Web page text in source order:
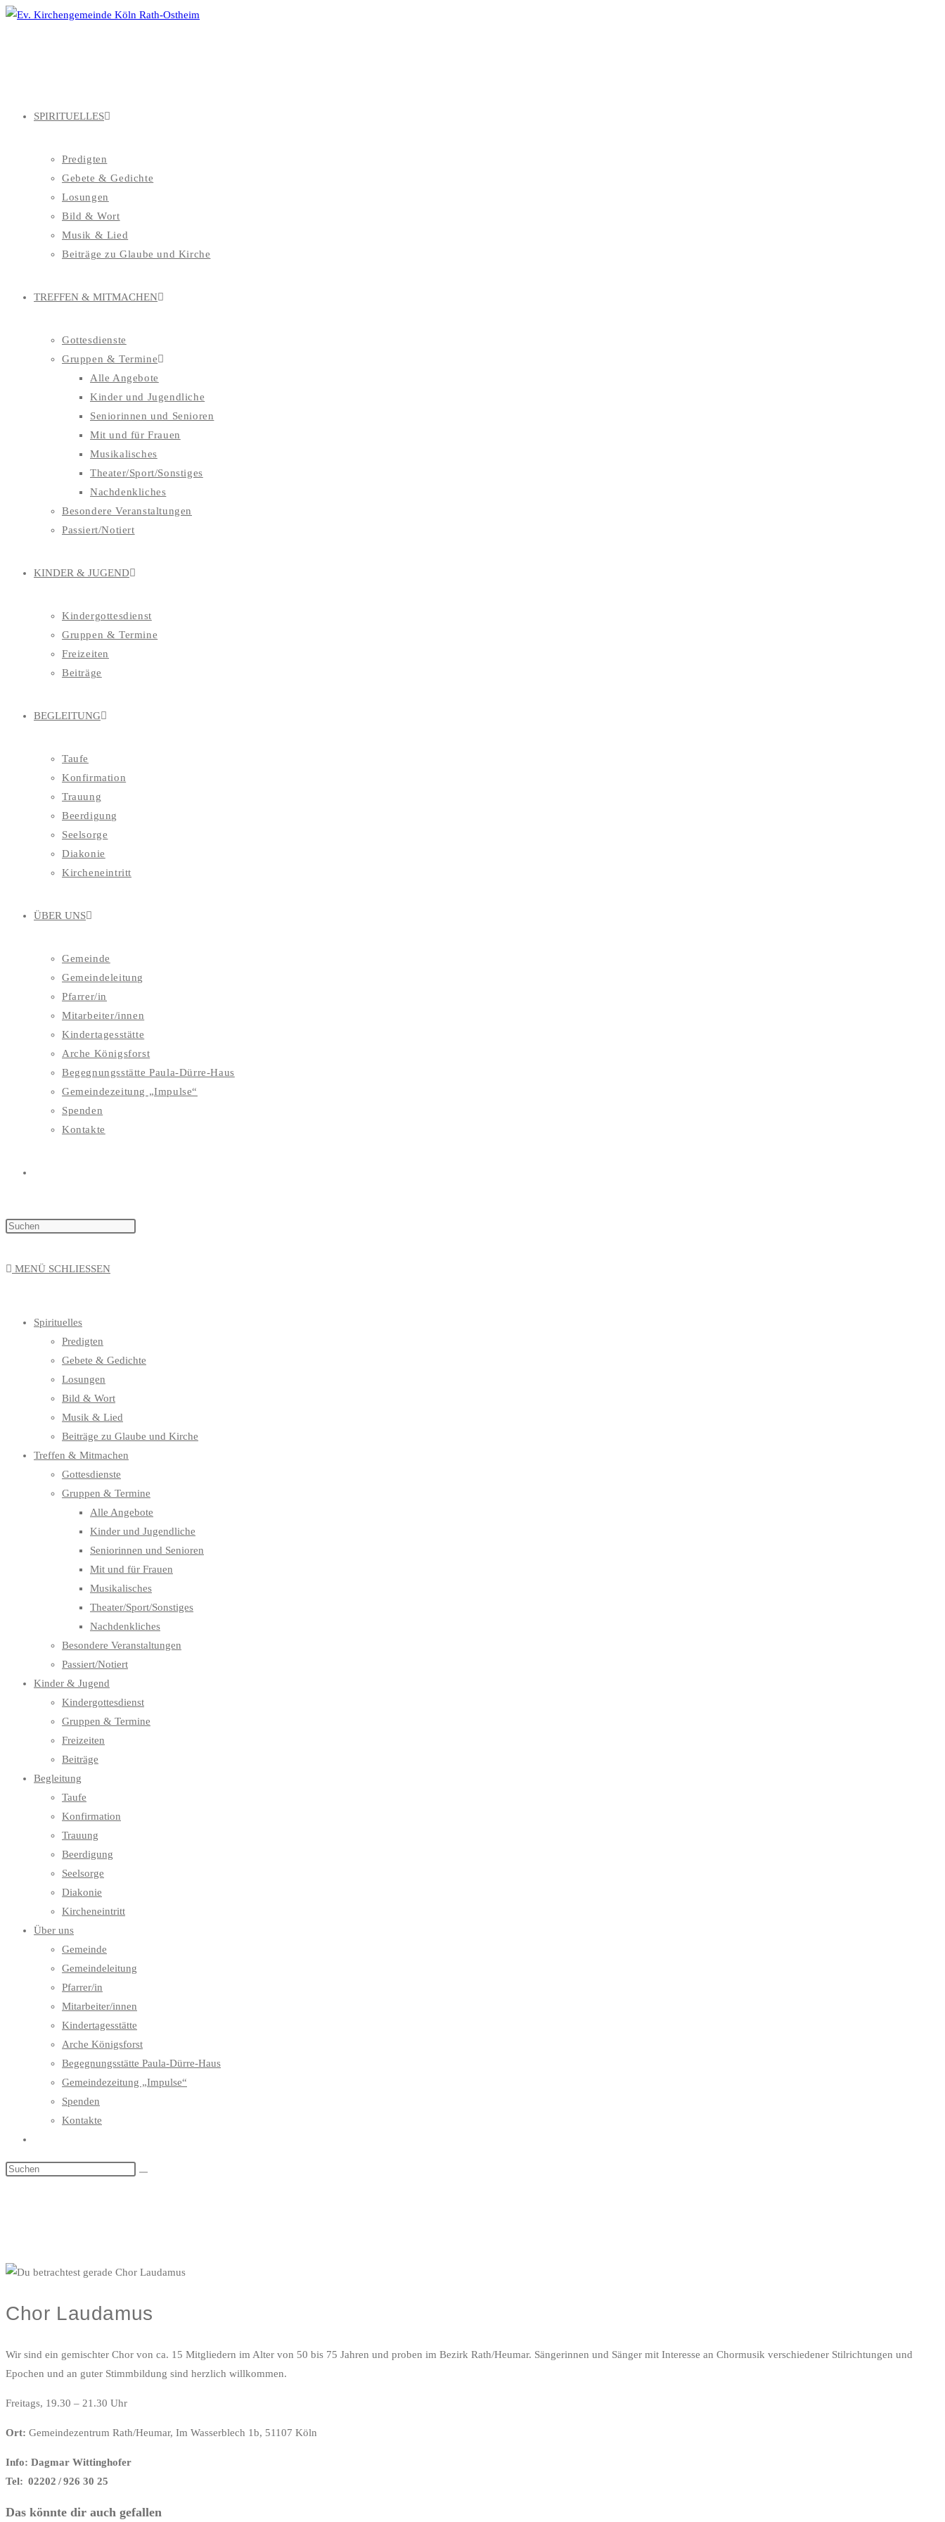
Zum
SPIRITUELLES
Predigten
Gebete & Gedichte
Losungen
Bild & Wort
Musik & Lied
Beiträge zu Glaube und Kirche
TREFFEN & MITMACHEN
Gottesdienste
Gruppen & Termine
Alle Angebote
Kinder und Jugendliche
Seniorinnen und Senioren
Mit und für Frauen
Musikalisches
Theater/Sport/Sonstiges
Nachdenkliches
Besondere Veranstaltungen
Passiert/Notiert
KINDER & JUGEND
Kindergottesdienst
Gruppen & Termine
Freizeiten
Beiträge
BEGLEITUNG
Taufe
Konfirmation
Trauung
Beerdigung
Seelsorge
Diakonie
Kircheneintritt
ÜBER UNS
Gemeinde
Gemeindeleitung
Pfarrer/in
Mitarbeiter/innen
Kindertagesstätte
Arche Königsforst
Begegnungsstätte Paula-Dürre-Haus
Gemeindezeitung „Impulse“
Spenden
Kontakte
MENÜ SCHLIESSEN
Spirituelles
Predigten
Gebete & Gedichte
Losungen
Bild & Wort
Musik & Lied
Beiträge zu Glaube und Kirche
Treffen & Mitmachen
Gottesdienste
Gruppen & Termine
Alle Angebote
Kinder und Jugendliche
Seniorinnen und Senioren
Mit und für Frauen
Musikalisches
Theater/Sport/Sonstiges
Nachdenkliches
Besondere Veranstaltungen
Passiert/Notiert
Kinder & Jugend
Kindergottesdienst
Gruppen & Termine
Freizeiten
Beiträge
Begleitung
Taufe
Konfirmation
Trauung
Beerdigung
Seelsorge
Diakonie
Kircheneintritt
Über uns
Gemeinde
Gemeindeleitung
Pfarrer/in
Mitarbeiter/innen
Kindertagesstätte
Arche Königsforst
Begegnungsstätte Paula-Dürre-Haus
Gemeindezeitung „Impulse“
Spenden
Kontakte
umschalten
Chor Laudamus
Wir sind ein gemischter Chor von ca. 15 Mitgliedern im Alter von 50 bis 75 Jahren und proben im Bezirk Rath/Heumar. Sängerinnen und Sänger mit Interesse an Chormusik verschiedener Stilrichtungen und
Epochen und an guter Stimmbildung sind herzlich willkommen.
Freitags, 19.30 – 21.30 Uhr
Ort: Gemeindezentrum Rath/Heumar, Im Wasserblech 1b, 51107 Köln
Info: Dagmar Wittinghofer
Tel: 02202 / 926 30 25
Das könnte dir auch gefallen